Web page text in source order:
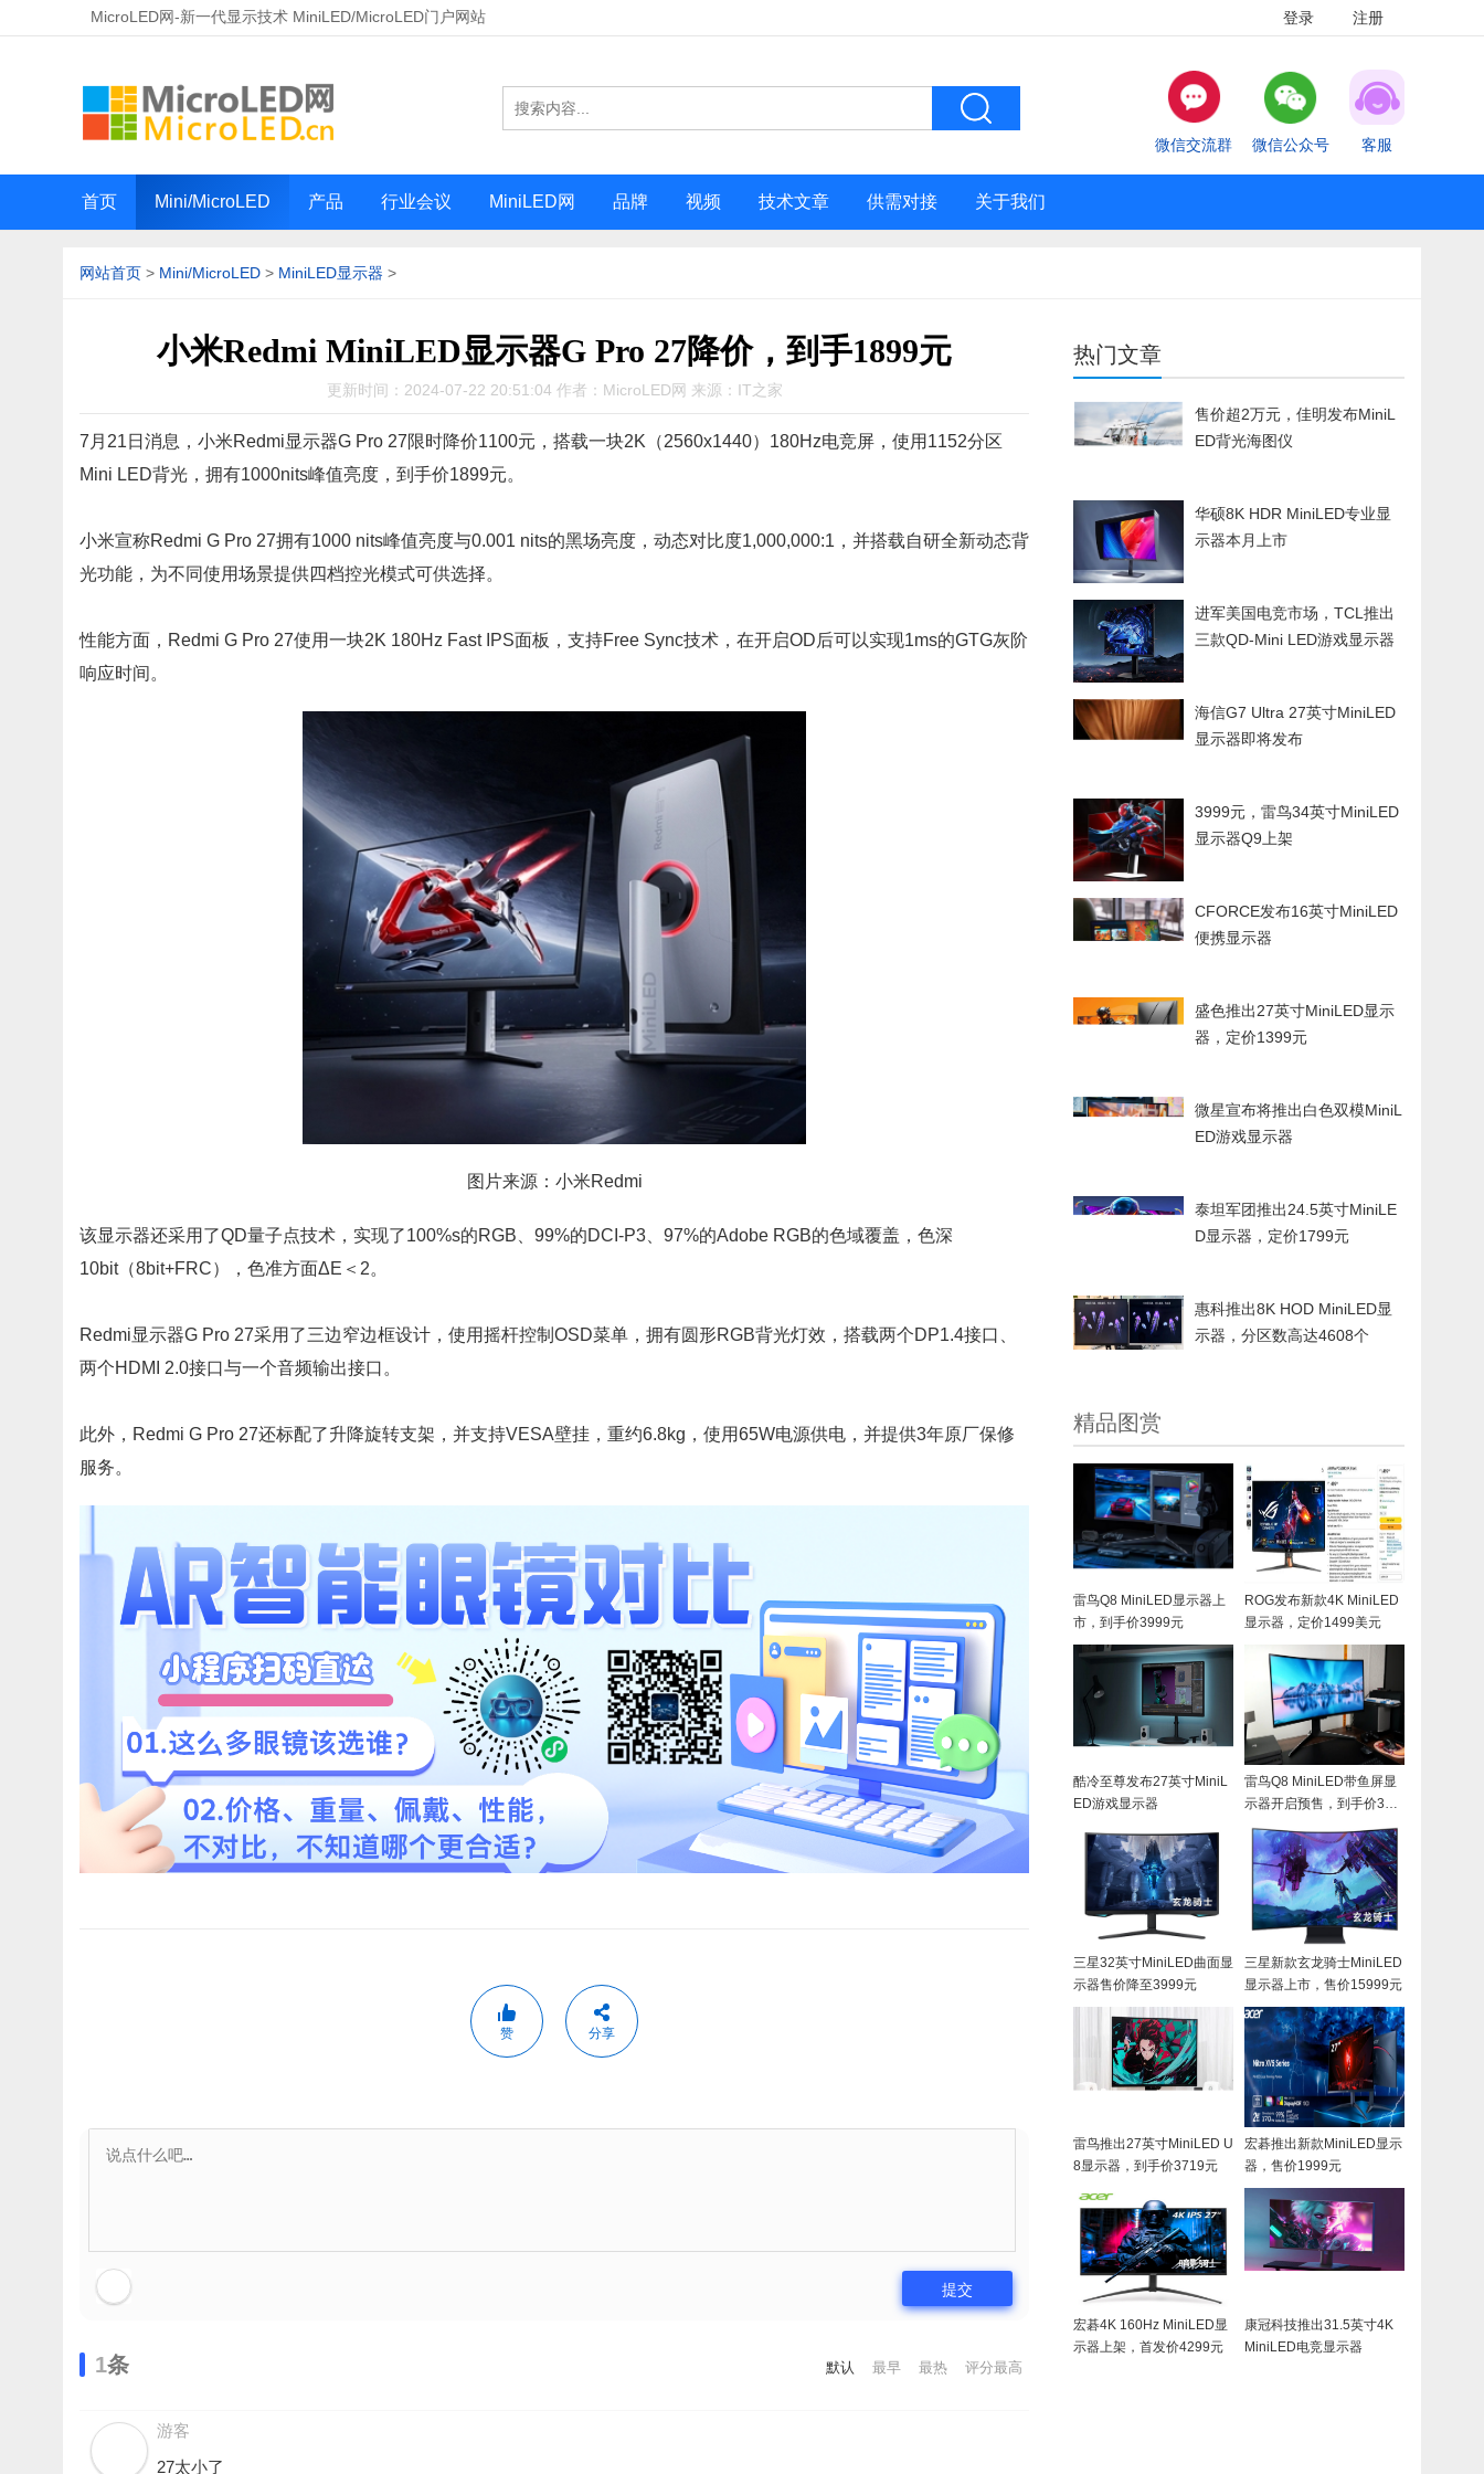
MicroLED网-新一代显示技术 MiniLED/MicroLED门户网站 登录 注册
微信交流群 微信公众号 客服
首页 Mini/MicroLED 产品 行业会议 MiniLED网 品牌 视频 技术文章 供需对接 关于我们
网站首页 > Mini/MicroLED > MiniLED显示器 >
小米Redmi MiniLED显示器G Pro 27降价，到手1899元
更新时间：2024-07-22 20:51:04 作者：MicroLED网 来源：IT之家
7月21日消息，小米Redmi显示器G Pro 27限时降价1100元，搭载一块2K（2560x1440）180Hz电竞屏，使用1152分区
Mini LED背光，拥有1000nits峰值亮度，到手价1899元。
小米宣称Redmi G Pro 27拥有1000 nits峰值亮度与0.001 nits的黑场亮度，动态对比度1,000,000:1，并搭载自研全新动态背
光功能，为不同使用场景提供四档控光模式可供选择。
性能方面，Redmi G Pro 27使用一块2K 180Hz Fast IPS面板，支持Free Sync技术，在开启OD后可以实现1ms的GTG灰阶
响应时间。
图片来源：小米Redmi
该显示器还采用了QD量子点技术，实现了100%s的RGB、99%的DCI-P3、97%的Adobe RGB的色域覆盖，色深
10bit（8bit+FRC），色准方面ΔE＜2。
Redmi显示器G Pro 27采用了三边窄边框设计，使用摇杆控制OSD菜单，拥有圆形RGB背光灯效，搭载两个DP1.4接口、
两个HDMI 2.0接口与一个音频输出接口。
此外，Redmi G Pro 27还标配了升降旋转支架，并支持VESA壁挂，重约6.8kg，使用65W电源供电，并提供3年原厂保修
服务。
赞 分享
提交
默认 最早 最热 评分最高
1条
游客
27太小了
热门文章
售价超2万元，佳明发布MiniL
ED背光海图仪
华硕8K HDR MiniLED专业显
示器本月上市
进军美国电竞市场，TCL推出
三款QD-Mini LED游戏显示器
海信G7 Ultra 27英寸MiniLED
显示器即将发布
3999元，雷鸟34英寸MiniLED
显示器Q9上架
CFORCE发布16英寸MiniLED
便携显示器
盛色推出27英寸MiniLED显示
器，定价1399元
微星宣布将推出白色双模MiniL
ED游戏显示器
泰坦军团推出24.5英寸MiniLE
D显示器，定价1799元
惠科推出8K HOD MiniLED显
示器，分区数高达4608个
精品图赏
雷鸟Q8 MiniLED显示器上
市，到手价3999元
ROG发布新款4K MiniLED
显示器，定价1499美元
酷冷至尊发布27英寸MiniL
ED游戏显示器
雷鸟Q8 MiniLED带鱼屏显
示器开启预售，到手价359
9元
三星32英寸MiniLED曲面显
示器售价降至3999元
三星新款玄龙骑士MiniLED
显示器上市，售价15999元
雷鸟推出27英寸MiniLED U
8显示器，到手价3719元
宏碁推出新款MiniLED显示
器，售价1999元
宏碁4K 160Hz MiniLED显
示器上架，首发价4299元
康冠科技推出31.5英寸4K
MiniLED电竞显示器